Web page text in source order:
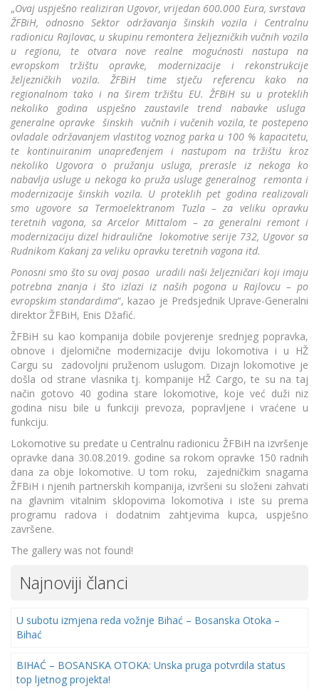
„Ovaj uspješno realiziran Ugovor, vrijedan 600.000 Eura, svrstava
ŽFBiH, odnosno Sektor održavanja šinskih vozila i Centralnu
radionicu Rajlovac, u skupinu remontera željezničkih vučnih vozila
u regionu, te otvara nove realne mogućnosti nastupa na
evropskom tržištu opravke, modernizacije i rekonstrukcije
željezničkih vozila. ŽFBiH time stječu referencu kako na
regionalnom tako i na širem tržištu EU. ŽFBiH su u proteklih
nekoliko godina uspješno zaustavile trend nabavke usluga
generalne opravke šinskih vučnih i vučenih vozila, te postepeno
ovladale održavanjem vlastitog voznog parka u 100 % kapacitetu,
te kontinuiranim unapređenjem i nastupom na tržištu kroz
nekoliko Ugovora o pružanju usluga, prerasle iz nekoga ko
nabavlja usluge u nekoga ko pruža usluge generalnog remonta i
modernizacije šinskih vozila. U proteklih pet godina realizovali
smo ugovore sa Termoelektranom Tuzla – za veliku opravku
teretnih vagona, sa Arcelor Mittalom – za generalni remont i
modernizaciju dizel hidraulične lokomotive serije 732, Ugovor sa
Rudnikom Kakanj za veliku opravku teretnih vagona itd.
Ponosni smo što su ovaj posao uradili naši željezničari koji imaju
potrebna znanja i što izlazi iz naših pogona u Rajlovcu – po
evropskim standardima“, kazao je Predsjednik Uprave-Generalni
direktor ŽFBiH, Enis Džafić.
ŽFBiH su kao kompanija dobile povjerenje srednjeg popravka,
obnove i djelomične modernizacije dviju lokomotiva i u HŽ
Cargu su zadovoljni pruženom uslugom. Dizajn lokomotive je
došla od strane vlasnika tj. kompanije HŽ Cargo, te su na taj
način gotovo 40 godina stare lokomotive, koje već duži niz
godina nisu bile u funkciji prevoza, popravljene i vraćene u
funkciju.
Lokomotive su predate u Centralnu radionicu ŽFBiH na izvršenje
opravke dana 30.08.2019. godine sa rokom opravke 150 radnih
dana za obje lokomotive. U tom roku, zajedničkim snagama
ŽFBiH i njenih partnerskih kompanija, izvršeni su složeni zahvati
na glavnim vitalnim sklopovima lokomotiva i iste su prema
programu radova i dodatnim zahtjevima kupca, uspješno
završene.
The gallery was not found!
Najnoviji članci
U subotu izmjena reda vožnje Bihać – Bosanska Otoka –
Bihać
BIHAĆ – BOSANSKA OTOKA: Unska pruga potvrdila status
top ljetnog projekta!